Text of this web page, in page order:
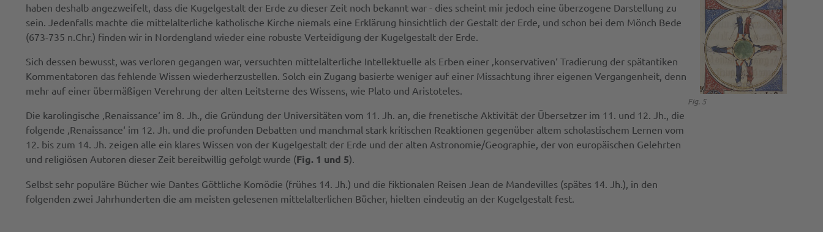
Fig. 5
haben deshalb angezweifelt, dass die Kugelgestalt der Erde zu dieser Zeit noch bekannt war - dies scheint mir jedoch eine überzogene Darstellung zu
sein. Jedenfalls machte die mittelalterliche katholische Kirche niemals eine Erklärung hinsichtlich der Gestalt der Erde, und schon bei dem Mönch Bede
(673-735 n.Chr.) finden wir in Nordengland wieder eine robuste Verteidigung der Kugelgestalt der Erde.
Sich dessen bewusst, was verloren gegangen war, versuchten mittelalterliche Intellektuelle als Erben einer ‚konservativen‘ Tradierung der spätantiken
Kommentatoren das fehlende Wissen wiederherzustellen. Solch ein Zugang basierte weniger auf einer Missachtung ihrer eigenen Vergangenheit, denn
mehr auf einer übermäßigen Verehrung der alten Leitsterne des Wissens, wie Plato und Aristoteles.
Die karolingische ‚Renaissance‘ im 8. Jh., die Gründung der Universitäten vom 11. Jh. an, die frenetische Aktivität der Übersetzer im 11. und 12. Jh., die
folgende ‚Renaissance‘ im 12. Jh. und die profunden Debatten und manchmal stark kritischen Reaktionen gegenüber altem scholastischem Lernen vom
12. bis zum 14. Jh. zeigen alle ein klares Wissen von der Kugelgestalt der Erde und der alten Astronomie/Geographie, der von europäischen Gelehrten
und religiösen Autoren dieser Zeit bereitwillig gefolgt wurde (Fig. 1 und 5).
Selbst sehr populäre Bücher wie Dantes Göttliche Komödie (frühes 14. Jh.) und die fiktionalen Reisen Jean de Mandevilles (spätes 14. Jh.), in den
folgenden zwei Jahrhunderten die am meisten gelesenen mittelalterlichen Bücher, hielten eindeutig an der Kugelgestalt fest.